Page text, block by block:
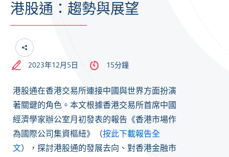
港股通：趨勢與展望
2023年12月5日 15分鐘
港股通在香港交易所連接中國與世界方面扮演
著關鍵的角色。本文根據香港交易所首席中國
經濟學家辦公室月初發表的報告《香港市場作
為國際公司集資樞紐》（按此下載報告全
文），探討港股通的發展去向、對香港金融市